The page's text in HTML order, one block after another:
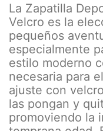
La Zapatilla
Velcro es la
pequeños
especialmente
estilo moderno
necesaria para
ajuste con
las pongan y
promoviendo la